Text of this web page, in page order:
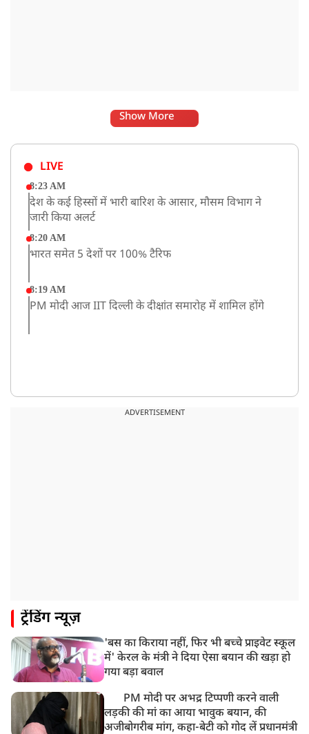
Show More
LIVE
8:23 AM
देश के कई हिस्सों में भारी बारिश के आसार, मौसम विभाग ने
जारी किया अलर्ट
8:20 AM
भारत समेत 5 देशों पर 100% टैरिफ
8:19 AM
PM मोदी आज IIT दिल्ली के दीक्षांत समारोह में शामिल होंगे
ADVERTISEMENT
ट्रेंडिंग न्यूज़
'बस का किराया नहीं, फिर भी बच्चे प्राइवेट स्कूल
में' केरल के मंत्री ने दिया ऐसा बयान की खड़ा हो
गया बड़ा बवाल
PM मोदी पर अभद्र टिप्पणी करने वाली
लड़की की मां का आया भावुक बयान, की
अजीबोगरीब मांग, कहा-बेटी को गोद लें प्रधानमंत्री